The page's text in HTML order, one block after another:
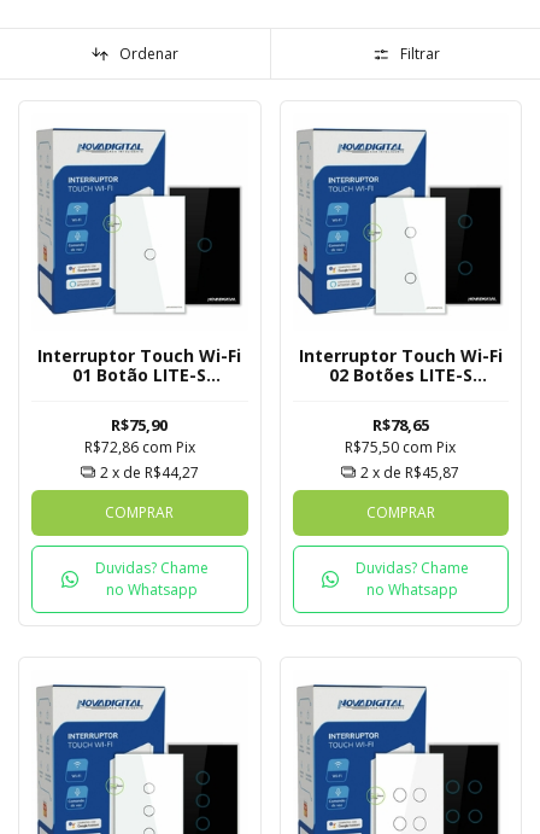
Ordenar Filtrar
Interruptor Touch Wi-Fi
01 Botão LITE-S
R$75,90
R$72,86 com Pix
2x de R$44,27
COMPRAR
Duvidas? Chame
no Whatsapp
Interruptor Touch Wi-Fi
02 Botões LITE-S
R$78,65
R$75,50 com Pix
2x de R$45,87
COMPRAR
Duvidas? Chame
no Whatsapp